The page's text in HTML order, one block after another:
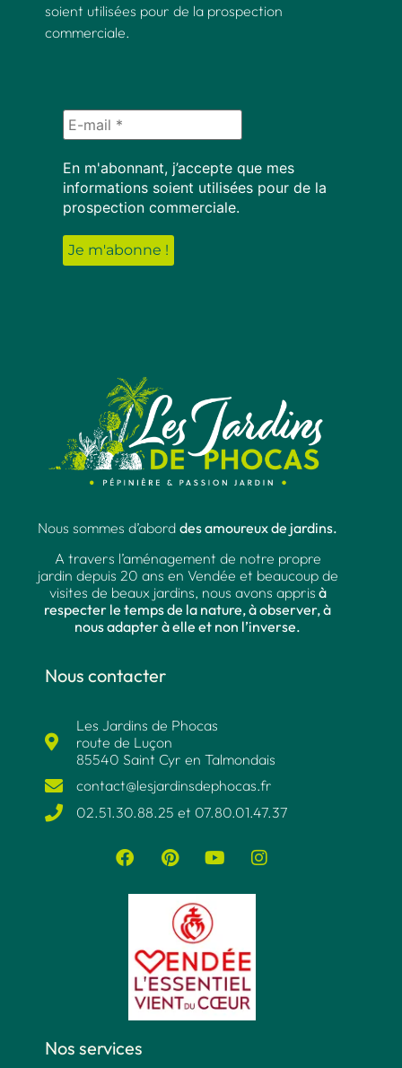
soient utilisées pour de la prospection
commerciale.
En m'abonnant, j’accepte que mes
informations soient utilisées pour de la
prospection commerciale.
Nous sommes d’abord des amoureux de jardins.
A travers l’aménagement de notre propre
jardin depuis 20 ans en Vendée et beaucoup de
visites de beaux jardins, nous avons appris à
respecter le temps de la nature, à observer, à
nous adapter à elle et non l’inverse.
Nous contacter
Les Jardins de Phocas
route de Luçon
85540 Saint Cyr en Talmondais
contact@lesjardinsdephocas.fr​
02.51.30.88.25 et 07.80.01.47.37​
Nos services